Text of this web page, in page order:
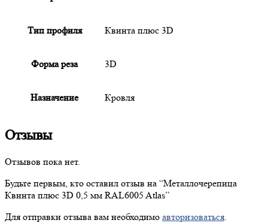
Тип профиля Квинта плюс 3D
Форма реза 3D
Назначение Кровля
Отзывы
Отзывов пока нет.
Будьте первым, кто оставил отзыв на “Металлочерепица
Квинта плюс 3D 0,5 мм RAL6005 Atlas”
Для отправки отзыва вам необходимо авторизоваться